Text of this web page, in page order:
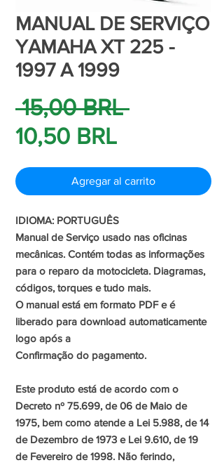
MANUAL DE SERVIÇO
YAMAHA XT 225 -
1997 A 1999
15,00 BRL Precio
10,50 BRLPrecio
de
oferta
Agregar al carrito
IDIOMA: PORTUGUÊS
Manual de Serviço usado nas oficinas
mecânicas. Contém todas as informações
para o reparo da motocicleta. Diagramas,
códigos, torques e tudo mais.
O manual está em formato PDF e é
liberado para download automaticamente
logo após a
Confirmação do pagamento.
Este produto está de acordo com o
Decreto nº 75.699, de 06 de Maio de
1975, bem como atende a Lei 5.988, de 14
de Dezembro de 1973 e Lei 9.610, de 19
de Fevereiro de 1998. Não ferindo,